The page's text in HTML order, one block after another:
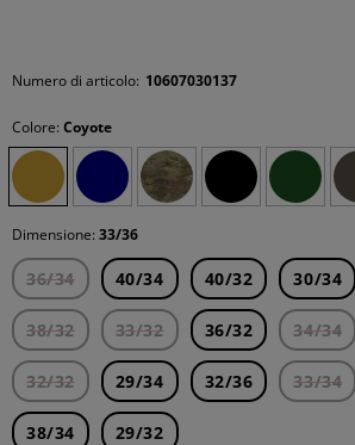
Numero di articolo: 10607030137
Colore: Coyote
Dimensione: 33/36
36/34 40/34 40/32 30/34
38/32 33/32 36/32 34/34
32/32 29/34 32/36 33/34
38/34 29/32